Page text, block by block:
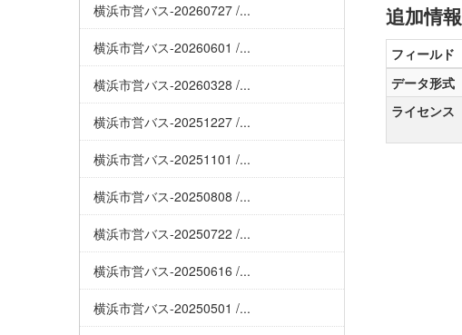
横浜市営バス-20260727 /...
横浜市営バス-20260601 /...
横浜市営バス-20260328 /...
横浜市営バス-20251227 /...
横浜市営バス-20251101 /...
横浜市営バス-20250808 /...
横浜市営バス-20250722 /...
横浜市営バス-20250616 /...
横浜市営バス-20250501 /...
追加情報
フィールド
データ形式
ライセンス